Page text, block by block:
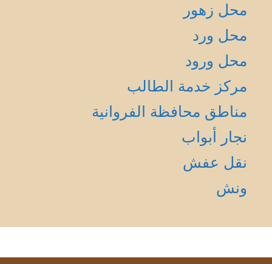
محل زهور
محل ورد
محل ورود
مركز خدمة الطالب
مناطق محافظة الفروانية
نجار أبواب
نقل عفش
ونش